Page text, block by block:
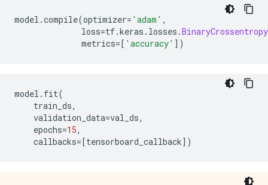
model .compile(optimizer= 'adam' ,
loss=tf.keras . losses .BinaryCrossentropy
metrics=[ 'accuracy' ])
model . fit(
train_ds,
validation_data=val_ds,
epochs=15,
callbacks=[tensorboard_callback])